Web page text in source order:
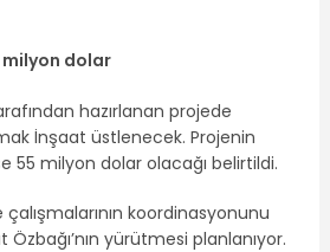
dolar
hazırlanan projede
İnşaat üstlenecek. Projenin
55 milyon dolar olacağı belirtildi.
koordinasyonunu
Özbağı’nın yürütmesi planlanıyor.